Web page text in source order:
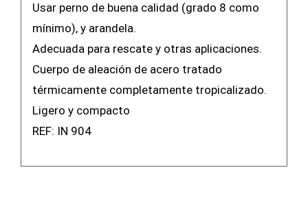
Usar perno de buena calidad (grado 8 como
mínimo), y arandela.
Adecuada para rescate y otras aplicaciones.
Cuerpo de aleación de acero tratado
térmicamente completamente tropicalizado.
Ligero y compacto
REF: IN 904